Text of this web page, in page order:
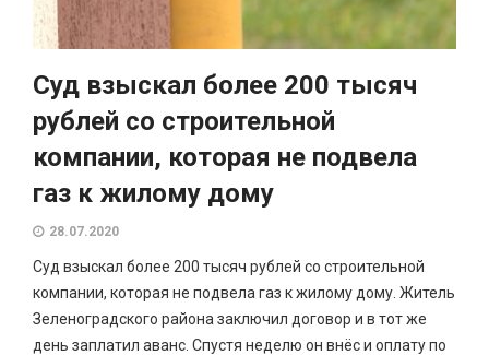
Суд взыскал более 200 тысяч
рублей со строительной
компании, которая не подвела
газ к жилому дому
28.07.2020
Суд взыскал более 200 тысяч рублей со строительной
компании, которая не подвела газ к жилому дому. Житель
Зеленоградского района заключил договор и в тот же
день заплатил аванс. Спустя неделю он внёс и оплату по